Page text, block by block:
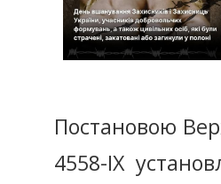
Постановою
4558-IX